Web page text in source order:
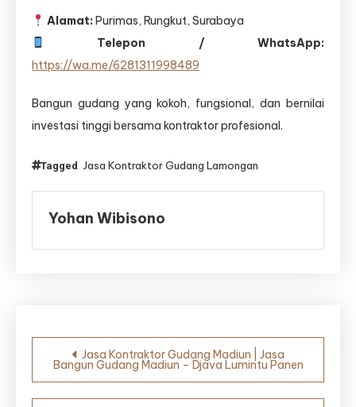
Alamat: Purimas, Rungkut, Surabaya
Telepon / WhatsApp:
https://wa.me/6281311998489
Bangun gudang yang kokoh, fungsional, dan bernilai
investasi tinggi bersama kontraktor profesional.
Tagged Jasa Kontraktor Gudang Lamongan
Yohan Wibisono
Navigasi
pos
Jasa Kontraktor Gudang Madiun | Jasa
Bangun Gudang Madiun – Djava Lumintu Panen